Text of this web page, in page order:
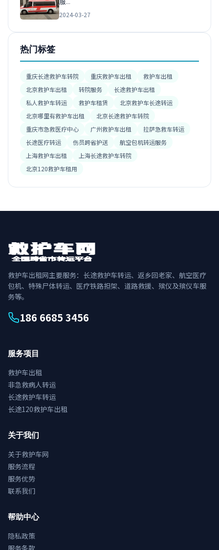
服…
2024-03-27
热门标签
重庆长途救护车转院 重庆救护车出租
救护车出租
北京救护车出租
转院服务
长途救护车出租
私人救护车转运
救护车租赁
北京救护车长途转运
北京哪里有救护车出租
北京长途救护车转院
重庆市急救医疗中心
广州救护车出租
拉萨急救车转运
长途医疗转运
伤员跨省护送
航空包机转运服务
上海救护车出租
上海长途救护车转院
北京120救护车租用
救护车出租网主要服务：长途救护车转运、返乡回老家、航空医疗
包机、特殊尸体转运、医疗铁路担架、道路救援、殡仪及殡仪车服
务等。
186 6685 3456
服务项目
救护车出租
非急救病人转运
长途救护车转运
长途120救护车出租
关于我们
关于救护车网
服务流程
服务优势
联系我们
帮助中心
隐私政策
服务条款